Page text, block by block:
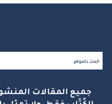
جميع المقالات